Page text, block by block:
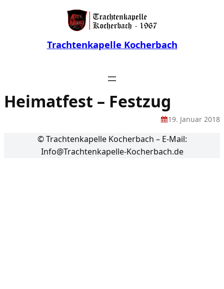
Trachtenkapelle Kocherbach
Heimatfest – Festzug
19. Januar 2018
© Trachtenkapelle Kocherbach – E-Mail:
Info@Trachtenkapelle-Kocherbach.de